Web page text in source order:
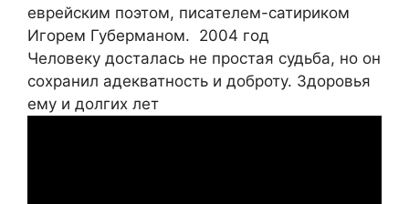
еврейским поэтом, писателем-сатириком
Игорем Губерманом. 2004 год
Человеку досталась не простая судьба, но он
сохранил адекватность и доброту. Здоровья
ему и долгих лет